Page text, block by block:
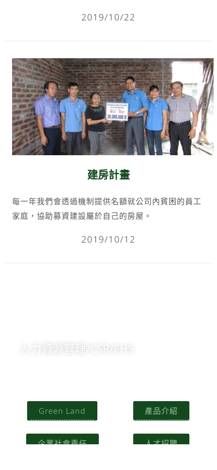
2019/10/22
建房計畫
每一年我們會透過機制提供名額就公司內貧困的員工
家庭，協助募資建設屬於自己的房屋。
2019/10/12
人力資源管理/CSR/EHS
Green Land
企業社會責任
產品介紹
人才招聘